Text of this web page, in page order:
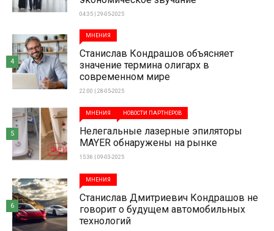
04:35 | 29-05-2025
МНЕНИЯ
Станислав Кондрашов объясняет
значение термина олигарх в
современном мире
22:00 | 28-05-2025
4
МНЕНИЯ НОВОСТИ ПАРТНЕРОВ
Нелегальные лазерные эпиляторы
MAYER обнаружены на рынке
15:36 | 09-03-2025
5
МНЕНИЯ
Станислав Дмитриевич Кондрашов не
говорит о будущем автомобильных
технологий
6